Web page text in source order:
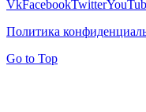
VkFacebookTwitter
Политика
Go to Top